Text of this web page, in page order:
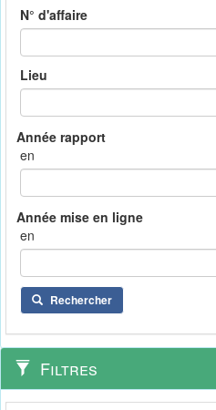
N° d'affaire
Lieu
en
en
Rechercher
Filtres